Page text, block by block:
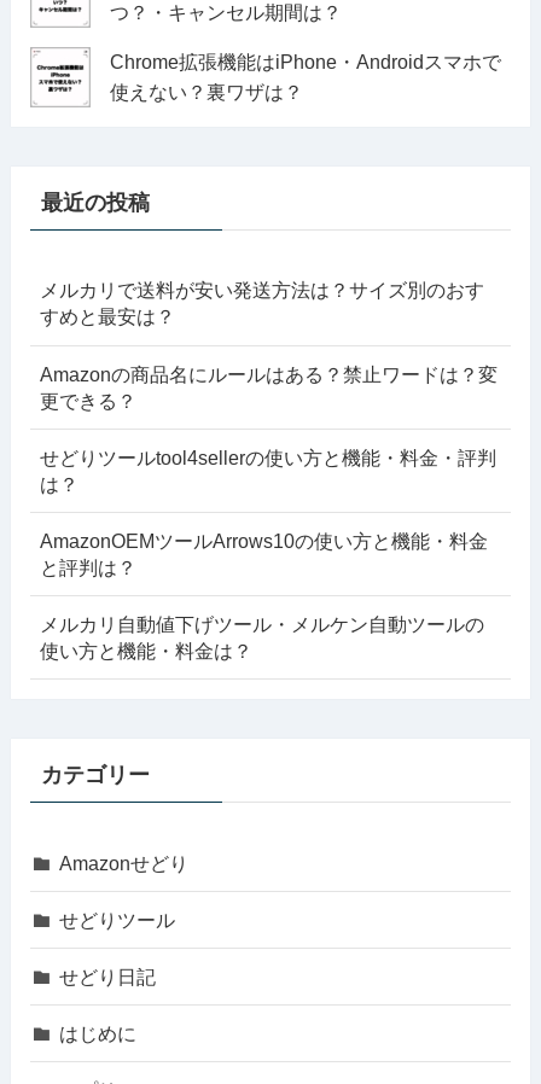
つ？・キャンセル期間は？
Chrome拡張機能はiPhone・Androidスマホで
使えない？裏ワザは？
最近の投稿
メルカリで送料が安い発送方法は？サイズ別のおす
すめと最安は？
Amazonの商品名にルールはある？禁止ワードは？変
更できる？
せどりツールtool4sellerの使い方と機能・料金・評判
は？
AmazonOEMツールArrows10の使い方と機能・料金
と評判は？
メルカリ自動値下げツール・メルケン自動ツールの
使い方と機能・料金は？
カテゴリー
Amazonせどり
せどりツール
せどり日記
はじめに